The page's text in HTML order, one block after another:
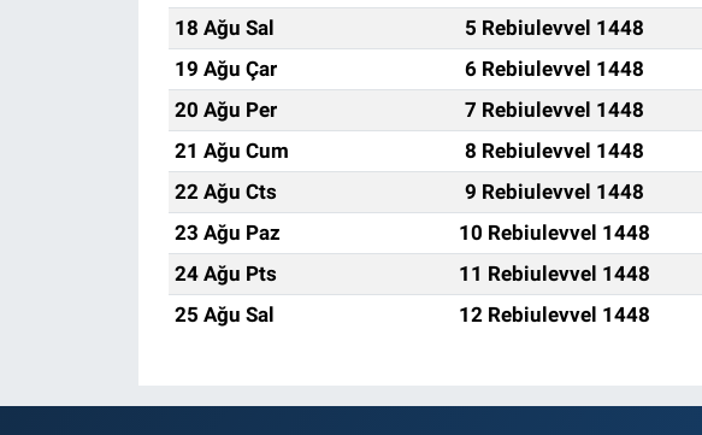
18 Ağu Sal
5 Rebiulevvel 1448
19 Ağu Çar
6 Rebiulevvel 1448
20 Ağu Per
7 Rebiulevvel 1448
21 Ağu Cum
8 Rebiulevvel 1448
22 Ağu Cts
9 Rebiulevvel 1448
23 Ağu Paz
10 Rebiulevvel 1448
24 Ağu Pts
11 Rebiulevvel 1448
25 Ağu Sal
12 Rebiulevvel 1448